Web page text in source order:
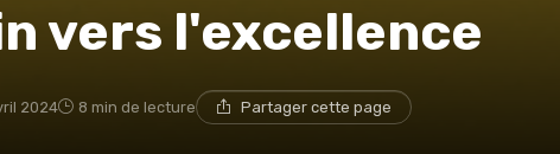
vers l'excellence
2024 8 min de lecture Partager cette page